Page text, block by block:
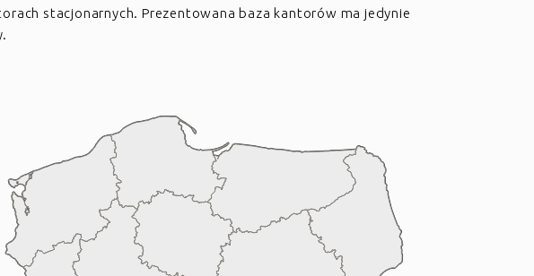
stacjonarnych. Prezentowana baza kantorów ma jedynie